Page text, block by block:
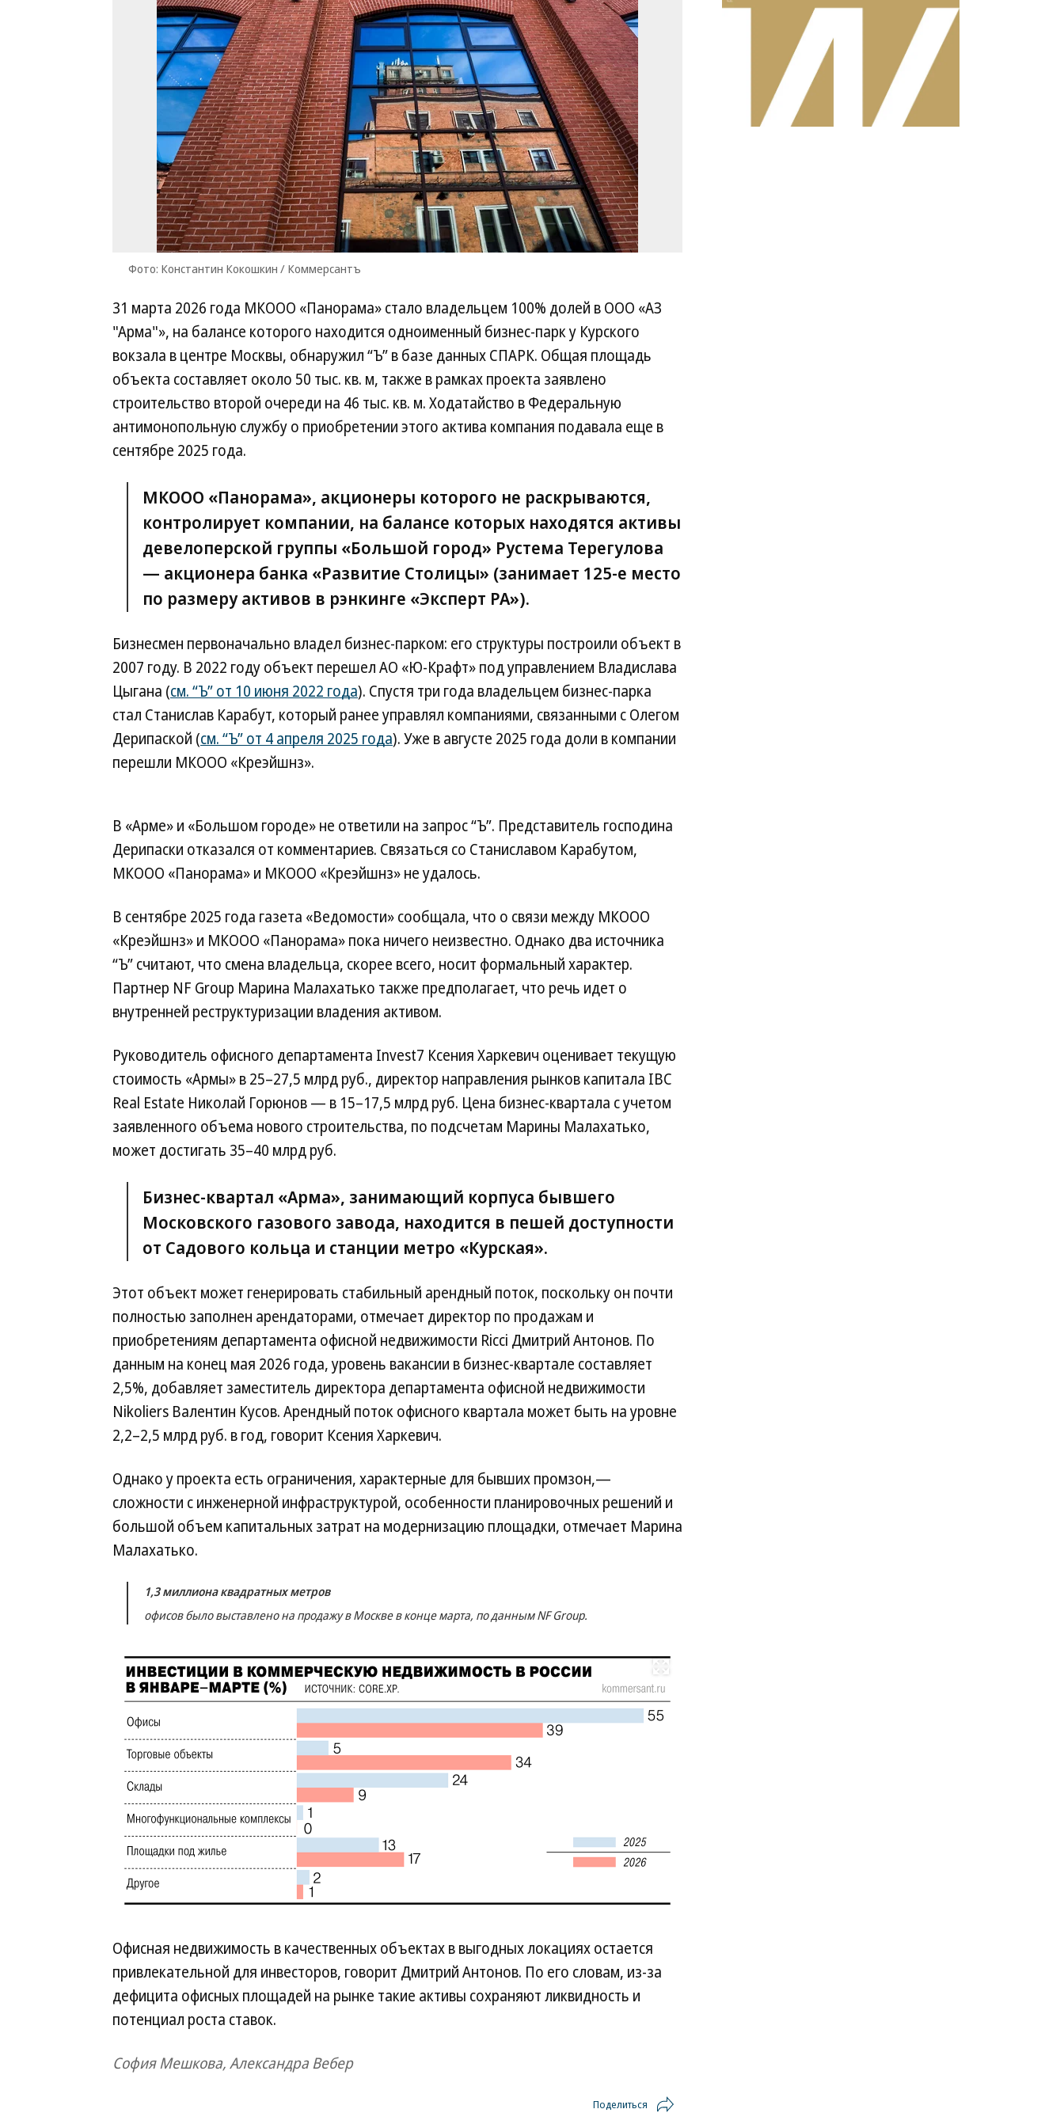
Фото: Константин Кокошкин / Коммерсантъ
Константин
31 марта 2026 года МКООО «Панорама» стало владельцем 100% долей в ООО «АЗ
"Арма"», на балансе которого находится одноименный бизнес-парк у Курского
вокзала в центре Москвы, обнаружил “Ъ” в базе данных СПАРК. Общая площадь
объекта составляет около 50 тыс. кв. м, также в рамках проекта заявлено
строительство второй очереди на 46 тыс. кв. м. Ходатайство в Федеральную
антимонопольную службу о приобретении этого актива компания подавала еще в
сентябре 2025 года.
МКООО «Панорама», акционеры которого не раскрываются,
контролирует компании, на балансе которых находятся активы
девелоперской группы «Большой город» Рустема Терегулова
— акционера банка «Развитие Столицы» (занимает 125-е место
по размеру активов в рэнкинге «Эксперт РА»).
Бизнесмен первоначально владел бизнес-парком: его структуры построили объект в
2007 году. В 2022 году объект перешел АО «Ю-Крафт» под управлением Владислава
Цыгана (см. “Ъ” от 10 июня 2022 года). Спустя три года владельцем бизнес-парка
стал Станислав Карабут, который ранее управлял компаниями, связанными с Олегом
Дерипаской (см. “Ъ” от 4 апреля 2025 года). Уже в августе 2025 года доли в компании
перешли МКООО «Креэйшнз».
В «Арме» и «Большом городе» не ответили на запрос “Ъ”. Представитель господина
Дерипаски отказался от комментариев. Связаться со Станиславом Карабутом,
МКООО «Панорама» и МКООО «Креэйшнз» не удалось.
В сентябре 2025 года газета «Ведомости» сообщала, что о связи между МКООО
«Креэйшнз» и МКООО «Панорама» пока ничего неизвестно. Однако два источника
“Ъ” считают, что смена владельца, скорее всего, носит формальный характер.
Партнер NF Group Марина Малахатько также предполагает, что речь идет о
внутренней реструктуризации владения активом.
Руководитель офисного департамента Invest7 Ксения Харкевич оценивает текущую
стоимость «Армы» в 25–27,5 млрд руб., директор направления рынков капитала IBC
Real Estate Николай Горюнов — в 15–17,5 млрд руб. Цена бизнес-квартала с учетом
заявленного объема нового строительства, по подсчетам Марины Малахатько,
может достигать 35–40 млрд руб.
Бизнес-квартал «Арма», занимающий корпуса бывшего
Московского газового завода, находится в пешей доступности
от Садового кольца и станции метро «Курская».
Этот объект может генерировать стабильный арендный поток, поскольку он почти
полностью заполнен арендаторами, отмечает директор по продажам и
приобретениям департамента офисной недвижимости Ricci Дмитрий Антонов. По
данным на конец мая 2026 года, уровень вакансии в бизнес-квартале составляет
2,5%, добавляет заместитель директора департамента офисной недвижимости
Nikoliers Валентин Кусов. Арендный поток офисного квартала может быть на уровне
2,2–2,5 млрд руб. в год, говорит Ксения Харкевич.
Однако у проекта есть ограничения, характерные для бывших промзон,—
сложности с инженерной инфраструктурой, особенности планировочных решений и
большой объем капитальных затрат на модернизацию площадки, отмечает Марина
Малахатько.
1,3 миллиона квадратных метров
офисов было выставлено на продажу в Москве в конце марта, по данным NF Group.
Развернуть на весь экран
Офисная недвижимость в качественных объектах в выгодных локациях остается
привлекательной для инвесторов, говорит Дмитрий Антонов. По его словам, из-за
дефицита офисных площадей на рынке такие активы сохраняют ликвидность и
потенциал роста ставок.
София Мешкова, Александра Вебер
Поделиться